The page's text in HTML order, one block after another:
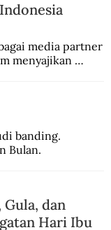
media partner
menyajikan
banding.
Bulan.
dan
Hari Ibu